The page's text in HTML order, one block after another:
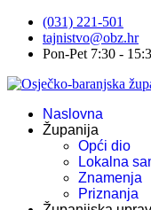
(031) 221-501
tajnistvo@obz.hr
Pon-Pet 7:30 -
Naslovna
Županija
Opći dio
Lokalna
Znamenja
Priznanja